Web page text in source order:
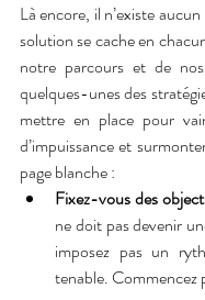
Là encore, il n’existe
solution se cache en
notre parcours et de
quelques-unes des
mettre en place pour
d’impuissance et
page blanche :
Fixez-vous des
ne doit pas devenir
imposez pas un
tenable. Commencez